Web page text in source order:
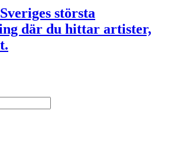
största
där du hittar artister,